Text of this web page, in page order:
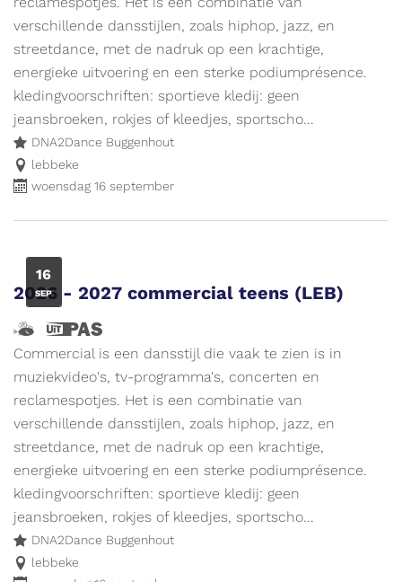
en
ik
wijs
de
weg
naar
leuke
activiteiten
Meer
info
op
www.vliegjemee.be!
verschillende dansstijlen, zoals hiphop, jazz, en
streetdance, met de nadruk op een krachtige,
energieke uitvoering en een sterke podiumprésence.
kledingvoorschriften: sportieve kledij: geen
jeansbroeken, rokjes of kleedjes, sportscho...
DNA2Dance Buggenhout
lebbeke
woensdag 16 september
WO
16
SEP
2026 - 2027 commercial teens (LEB)
Hallo,
ik
ben
Vlieg
en
ik
wijs
de
weg
naar
leuke
Dit
is
een
UiTPAS
evenement.
Commercial is een dansstijl die vaak te zien is in
muziekvideo's, tv-programma's, concerten en
reclamespotjes. Het is een combinatie van
verschillende dansstijlen, zoals hiphop, jazz, en
streetdance, met de nadruk op een krachtige,
energieke uitvoering en een sterke podiumprésence.
kledingvoorschriften: sportieve kledij: geen
jeansbroeken, rokjes of kleedjes, sportscho...
DNA2Dance Buggenhout
lebbeke